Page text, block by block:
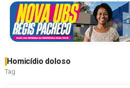
Homicídio doloso
Tag